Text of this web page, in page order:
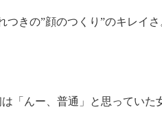
つきの”顔のつくり”のキレイ
「んー、普通」と思っていた